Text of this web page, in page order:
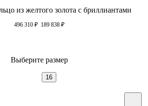
из желтого золота с бриллиантами
496 310 ₽ 189 838 ₽
Выберите размер
16